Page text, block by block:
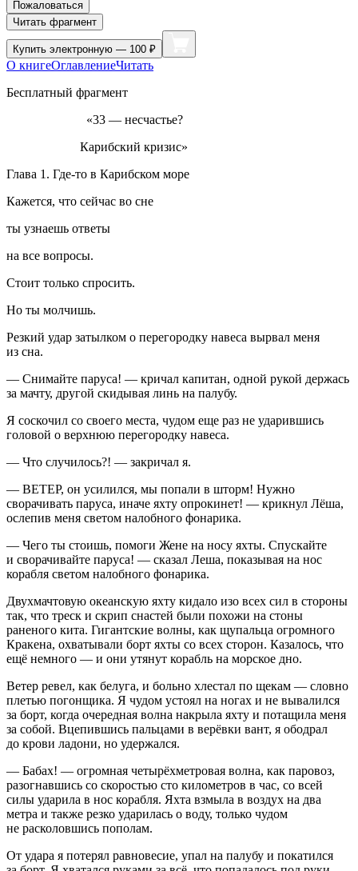
Пожаловаться
Читать фрагмент
Купить электронную — 100 ₽
О книгеОглавлениеЧитать
Бесплатный фрагмент
«33 — несчастье?
Карибский кризис»
Глава 1. Где-то в Карибском море
Кажется, что сейчас во сне
ты узнаешь ответы
на все вопросы.
Стоит только спросить.
Но ты молчишь.
Резкий удар затылком о перегородку навеса вырвал меня
из сна.
— Снимайте паруса! — кричал капитан, одной рукой держась
за мачту, другой скидывая линь на палубу.
Я соскочил со своего места, чудом еще раз не ударившись
головой о верхнюю перегородку навеса.
— Что случилось?! — закричал я.
— ВЕТЕР, он усилился, мы попали в шторм! Нужно
сворачивать паруса, иначе яхту опрокинет! — крикнул Лёша,
ослепив меня светом налобного фонарика.
— Чего ты стоишь, помоги Жене на носу яхты. Спускайте
и сворачивайте паруса! — сказал Леша, показывая на нос
корабля светом налобного фонарика.
Двухмачтовую океанскую яхту кидало изо всех сил в стороны
так, что треск и скрип снастей были похожи на стоны
раненого кита. Гигантские волны, как щупальца огромного
Кракена, охватывали борт яхты со всех сторон. Казалось, что
ещё немного — и они утянут корабль на морское дно.
Ветер ревел, как белуга, и больно хлестал по щекам — словно
плетью погонщика. Я чудом устоял на ногах и не вывалился
за борт, когда очередная волна накрыла яхту и потащила меня
за собой. Вцепившись пальцами в верёвки вант, я ободрал
до крови ладони, но удержался.
— Бабах! — огромная четырёхметровая волна, как паровоз,
разогнавшись со скоростью сто километров в час, со всей
силы ударила в нос корабля. Яхта взмыла в воздух на два
метра и также резко ударилась о воду, только чудом
не расколовшись пополам.
От удара я потерял равновесие, упал на палубу и покатился